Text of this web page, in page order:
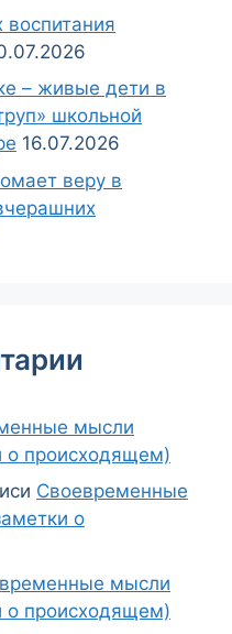
– живые дети в
школьной
16.07.2026
веру в
мысли
о происходящем)
Своевременные
о
мысли
о происходящем)